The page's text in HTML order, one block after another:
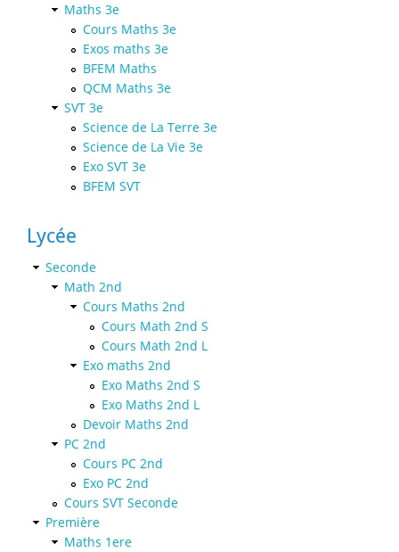
Maths 3e
Cours Maths 3e
Exos maths 3e
BFEM Maths
QCM Maths 3e
SVT 3e
Science de La Terre 3e
Science de La Vie 3e
Exo SVT 3e
BFEM SVT
Lycée
Seconde
Math 2nd
Cours Maths 2nd
Cours Math 2nd S
Cours Math 2nd L
Exo maths 2nd
Exo Maths 2nd S
Exo Maths 2nd L
Devoir Maths 2nd
PC 2nd
Cours PC 2nd
Exo PC 2nd
Cours SVT Seconde
Première
Maths 1ere